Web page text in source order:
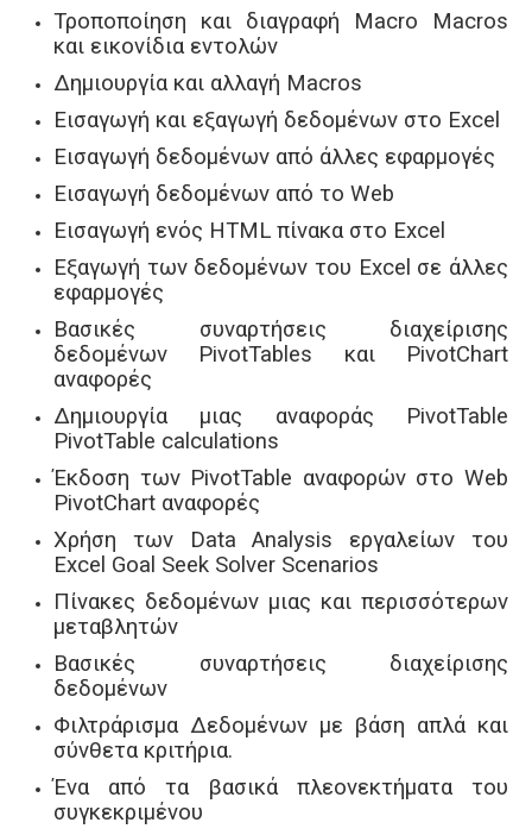
Τροποποίηση και διαγραφή Macro Macros
και εικονίδια εντολών
Δημιουργία και αλλαγή Macros
Εισαγωγή και εξαγωγή δεδομένων στο Excel
Εισαγωγή δεδομένων από άλλες εφαρμογές
Εισαγωγή δεδομένων από το Web
Εισαγωγή ενός HTML πίνακα στο Excel
Εξαγωγή των δεδομένων του Excel σε άλλες
εφαρμογές
Βασικές συναρτήσεις διαχείρισης
δεδομένων PivotTables και PivotChart
αναφορές
Δημιουργία μιας αναφοράς PivotTable
PivotTable calculations
Έκδοση των PivotTable αναφορών στο Web
PivotChart αναφορές
Χρήση των Data Analysis εργαλείων του
Excel Goal Seek Solver Scenarios
Πίνακες δεδομένων μιας και περισσότερων
μεταβλητών
Βασικές συναρτήσεις διαχείρισης
δεδομένων
Φιλτράρισμα Δεδομένων με βάση απλά και
σύνθετα κριτήρια.
Ένα από τα βασικά πλεονεκτήματα του
συγκεκριμένου